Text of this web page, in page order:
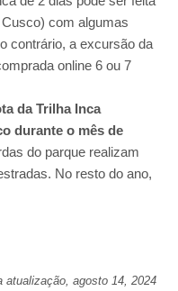
com algumas
contrário, a excursão da
online 6 ou 7
da Trilha Inca
durante o mês de
do parque realizam
No resto do ano,
atualização, agosto 14, 2024